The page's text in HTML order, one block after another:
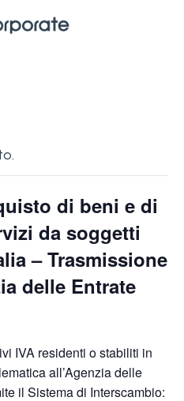
di beni e di
da soggetti
– Trasmissione
delle Entrate
IVA residenti o stabiliti in
all’Agenzia delle
il Sistema di Interscambio: